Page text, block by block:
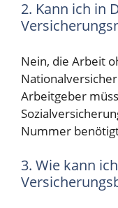
2. Kann ich in
Nein, die Arbeit
Arbeitgeber
Nummer
3. Wie kann